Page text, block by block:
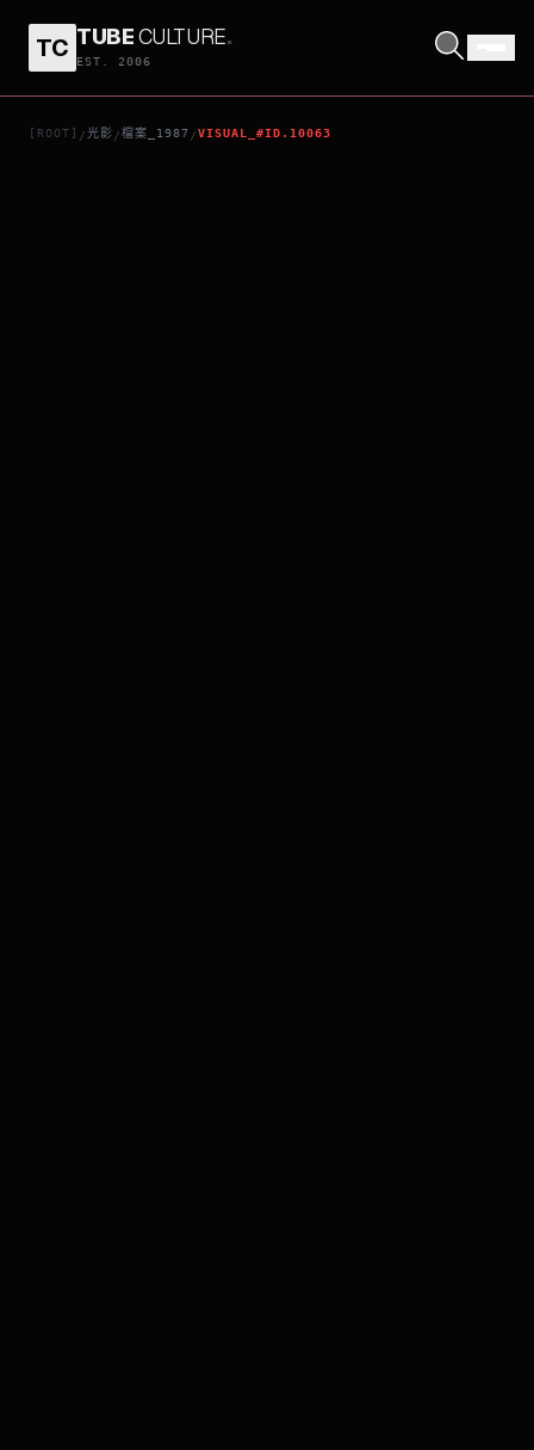
TC TUBECULTURE.
EST. 2006
[ROOT] /光影 /檔案_1987 /VISUAL_#ID.10063
倩女幽魂